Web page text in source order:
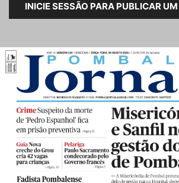
INICIE SESSÃO PARA PUBLICAR